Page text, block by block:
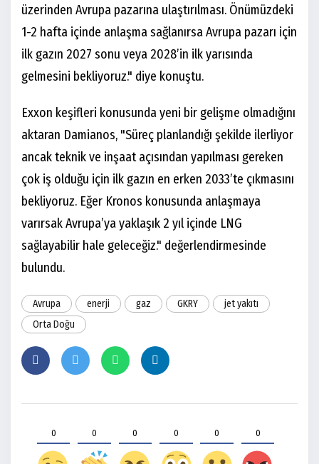
üzerinden Avrupa pazarına ulaştırılması. Önümüzdeki
1-2 hafta içinde anlaşma sağlanırsa Avrupa pazarı için
ilk gazın 2027 sonu veya 2028’in ilk yarısında
gelmesini bekliyoruz." diye konuştu.
Exxon keşifleri konusunda yeni bir gelişme olmadığını
aktaran Damianos, "Süreç planlandığı şekilde ilerliyor
ancak teknik ve inşaat açısından yapılması gereken
çok iş olduğu için ilk gazın en erken 2033’te çıkmasını
bekliyoruz. Eğer Kronos konusunda anlaşmaya
varırsak Avrupa’ya yaklaşık 2 yıl içinde LNG
sağlayabilir hale geleceğiz." değerlendirmesinde
bulundu.
Avrupa enerji gaz GKRY
jet yakıtı
Orta Doğu
0 0 0 0 0 0